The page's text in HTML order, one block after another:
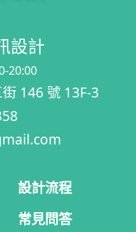
設計
20:00
146 號 13F-3
設計流程
常見問答